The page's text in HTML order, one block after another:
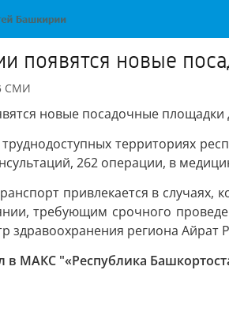
появятся новые
СМИ
новые посадочные площадки
территориях
262 операции, в
привлекается в случаях,
требующим срочного
здравоохранения региона Айрат
в МАКС "«Республика